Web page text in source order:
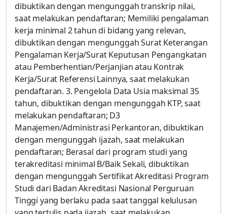
dibuktikan dengan mengunggah transkrip nilai,
saat melakukan pendaftaran; Memiliki pengalaman
kerja minimal 2 tahun di bidang yang relevan,
dibuktikan dengan mengunggah Surat Keterangan
Pengalaman Kerja/Surat Keputusan Pengangkatan
atau Pemberhentian/Perjanjian atau Kontrak
Kerja/Surat Referensi Lainnya, saat melakukan
pendaftaran. 3. Pengelola Data Usia maksimal 35
tahun, dibuktikan dengan mengunggah KTP, saat
melakukan pendaftaran; D3
Manajemen/Administrasi Perkantoran, dibuktikan
dengan mengunggah ijazah, saat melakukan
pendaftaran; Berasal dari program studi yang
terakreditasi minimal B/Baik Sekali, dibuktikan
dengan mengunggah Sertifikat Akreditasi Program
Studi dari Badan Akreditasi Nasional Perguruan
Tinggi yang berlaku pada saat tanggal kelulusan